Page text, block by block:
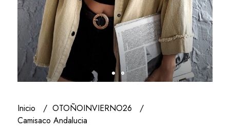
Inicio
OTOÑOINVIERNO26
Camisaco Andalucia